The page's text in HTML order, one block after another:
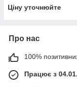
Ціну уточнюйте
Про нас
100%
Працює з